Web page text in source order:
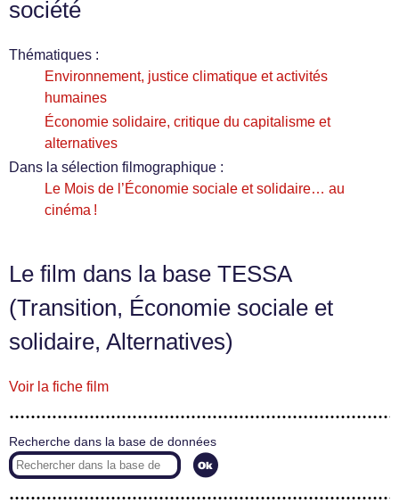
société
Thématiques :
Environnement, justice climatique et activités
humaines
Économie solidaire, critique du capitalisme et
alternatives
Dans la sélection filmographique :
Le Mois de l’Économie sociale et solidaire… au
cinéma !
Le film dans la base TESSA
(Transition, Économie sociale et
solidaire, Alternatives)
Voir la fiche film
Recherche dans la base de données